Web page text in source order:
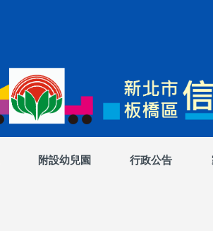
附設幼兒園 行政公告